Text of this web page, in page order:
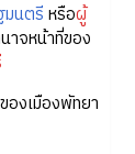
มนตรี หรือผู้
าจหน้าที่ของ
งเมืองพัทยา